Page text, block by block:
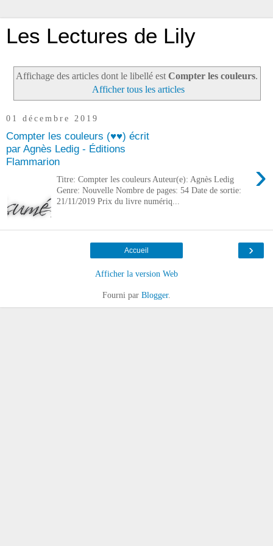
Les Lectures de Lily
Affichage des articles dont le libellé est Compter les couleurs.
Afficher tous les articles
01 décembre 2019
Compter les couleurs (♥♥) écrit
par Agnès Ledig - Éditions
Flammarion
›
Titre: Compter les couleurs Auteur(e): Agnès Ledig
Genre: Nouvelle Nombre de pages: 54 Date de sortie:
21/11/2019 Prix du livre numériq...
›
Accueil
Afficher la version Web
Fourni par Blogger.